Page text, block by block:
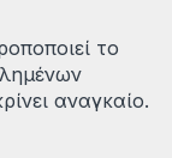
το
αναγκαίο.